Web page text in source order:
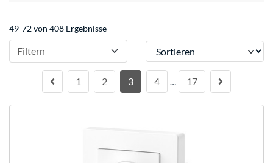
49-72 von 408 Ergebnisse
Filtern Sortieren
1 2 3 4 … 17